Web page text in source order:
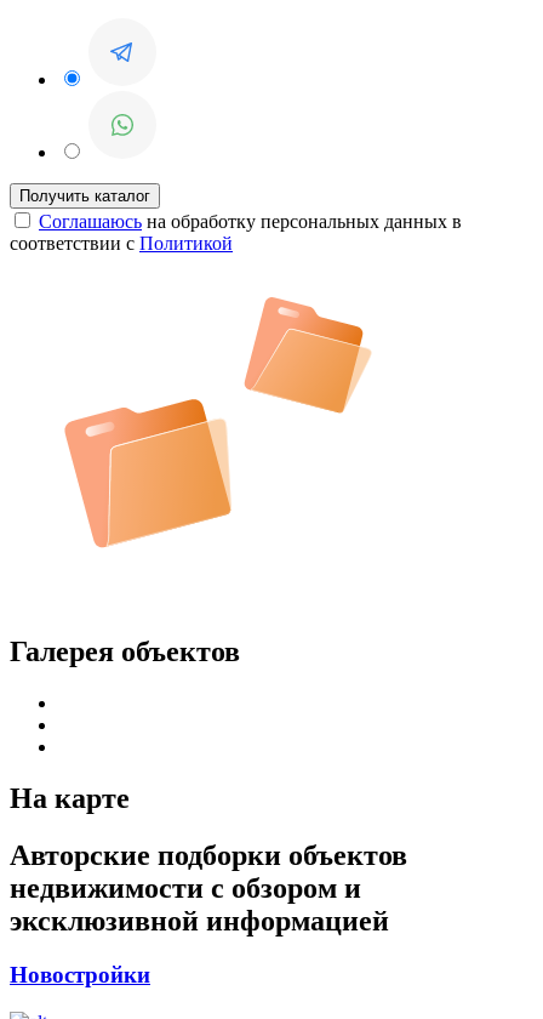
Соглашаюсь на обработку персональных данных в
соответствии с Политикой
Галерея объектов
На карте
Авторские подборки объектов
недвижимости с обзором и
эксклюзивной информацией
Новостройки